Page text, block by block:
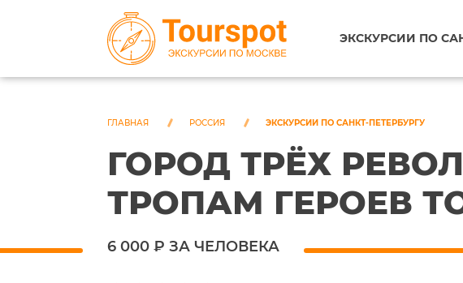
ЭКСКУРСИИ ПО
ГЛАВНАЯ РОССИЯ ЭКСКУРСИИ ПО САНКТ-ПЕТЕРБУРГУ
ГОРОД ТРЁХ
ТРОПАМ ГЕРОЕВ
6 000 ₽ ЗА ЧЕЛОВЕКА